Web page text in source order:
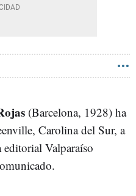
(Barcelona, 1928) ha
Carolina del Sur, a
Valparaíso